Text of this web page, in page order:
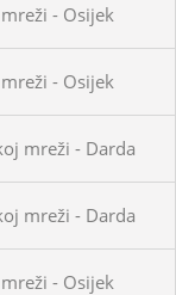
- Osijek
- Osijek
mreži - Darda
mreži - Darda
- Osijek